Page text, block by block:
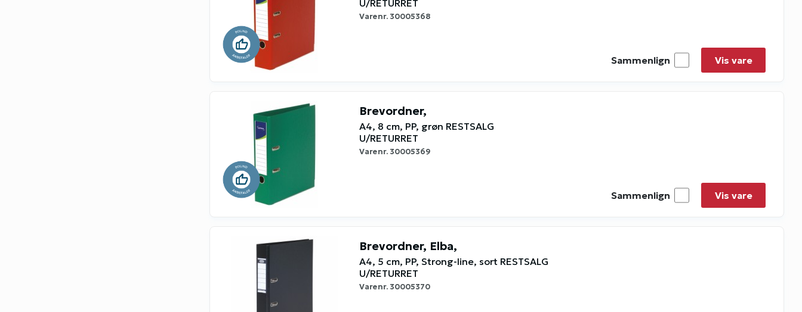
U/RETURRET
Varenr. 30005368
Sammenlign Vis vare
Brevordner,
A4, 8 cm, PP, grøn RESTSALG
U/RETURRET
Varenr. 30005369
Sammenlign Vis vare
Brevordner, Elba,
A4, 5 cm, PP, Strong-line, sort RESTSALG
U/RETURRET
Varenr. 30005370